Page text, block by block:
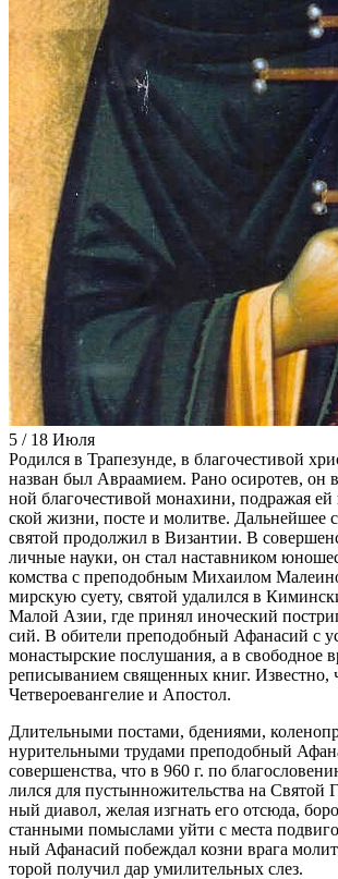
5 / 18 Июля
Ро­дил­ся в Тра­пезун­де, в бла­го­че­сти­вой
на­зван был Ав­ра­ами­ем. Ра­но оси­ро­тев, он
ной бла­го­че­сти­вой мо­на­хи­ни, под­ра­жая
ской жиз­ни, по­сте и мо­лит­ве. Даль­ней­шее
свя­той про­дол­жил в Ви­зан­тии. В
лич­ные на­у­ки, он стал на­став­ни­ком
ком­ства с пре­по­доб­ным Ми­ха­и­лом
мир­скую су­е­ту, свя­той уда­лил­ся в
Ма­лой Азии, где при­нял ино­че­ский
сий. В оби­те­ли пре­по­доб­ный Афа­на­сий с
мо­на­стыр­ские по­слу­ша­ния, а в сво­бод­ное
ре­пи­сы­ва­ни­ем свя­щен­ных книг. Из­вест­но,
Чет­ве­ро­е­ван­ге­лие и Апо­стол.
Дли­тель­ны­ми по­ста­ми, бде­ни­я­ми,
ну­ри­тель­ны­ми тру­да­ми пре­по­доб­ный
со­вер­шен­ства, что в 960 г. по
лил­ся для пу­стын­но­жи­тель­ства на
ный диа­вол, же­лая из­гнать его от­сю­да,
стан­ны­ми по­мыс­ла­ми уй­ти с ме­ста
ный Афа­на­сий по­беж­дал коз­ни вра­га
то­рой по­лу­чил дар уми­ли­тель­ных слез.